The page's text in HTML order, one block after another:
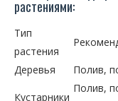
растениями:
Тип
растения
Деревья Полив,
Кустарники
Полив,